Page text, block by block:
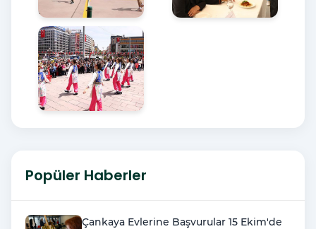
Popüler Haberler
Çankaya Evlerine Başvurular 15 Ekim'de